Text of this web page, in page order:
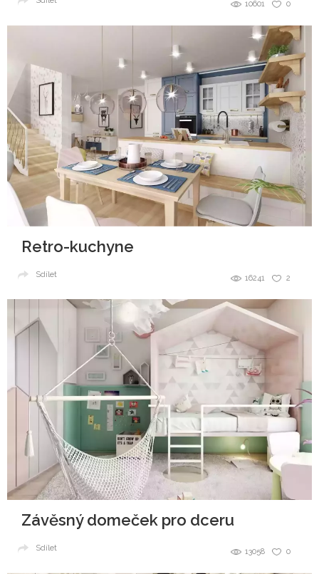
0
10601
Retro-kuchyne
2
16241
Sdílet
Závěsný domeček pro dceru
0
13058
Sdílet